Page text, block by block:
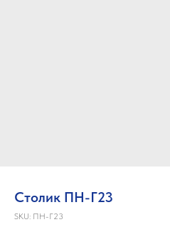
Столик ПН-Г23
SKU: ПН-Г23